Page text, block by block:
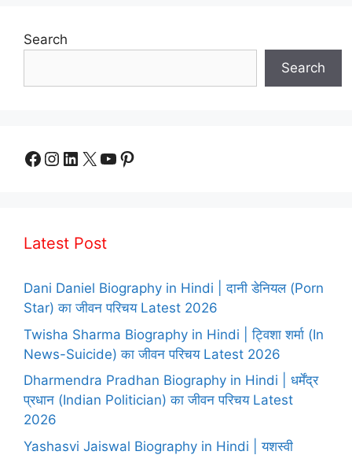
Search
Search
Facebook
Instagram
LinkedIn
X YouTube
Pinterest
Latest Post
Dani Daniel Biography in Hindi | दानी डेनियल (Porn
Star) का जीवन परिचय Latest 2026
Twisha Sharma Biography in Hindi | ट्विशा शर्मा (In
News-Suicide) का जीवन परिचय Latest 2026
Dharmendra Pradhan Biography in Hindi | धर्मेंद्र
प्रधान (Indian Politician) का जीवन परिचय Latest
2026
Yashasvi Jaiswal Biography in Hindi | यशस्वी